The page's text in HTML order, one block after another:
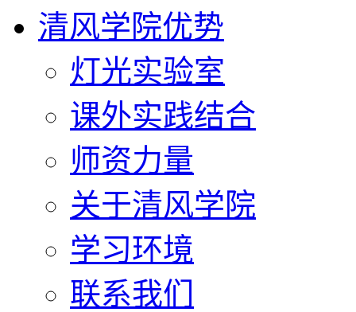
清风学院优势
灯光实验室
课外实践结合
师资力量
关于清风学院
学习环境
联系我们